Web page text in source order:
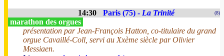
14:30 Paris (75) - La Trinité (8)
marathon des orgues
présentation par Jean-François Hatton, co-titulaire du grand
orgue Cavaillé-Coll, servi au Xxème siècle par Olivier
Messiaen.